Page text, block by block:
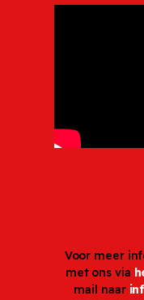
Voor meer
met ons via
mail naar